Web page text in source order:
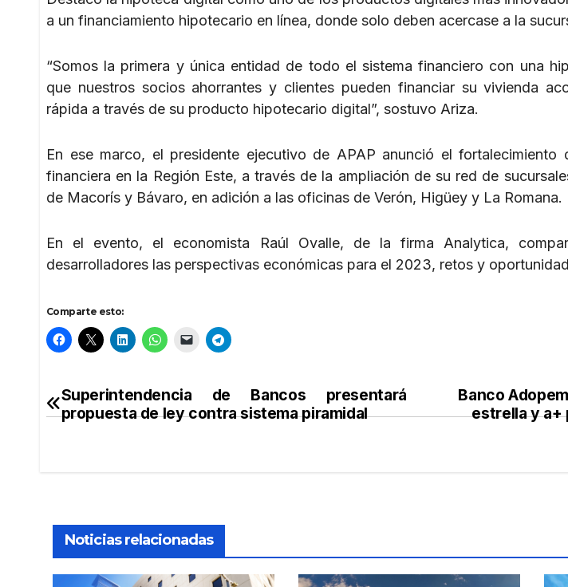
a un financiamiento hipotecario en línea, donde solo deben acercase a la
“Somos la primera y única entidad de todo el sistema financiero con una
que nuestros socios ahorrantes y clientes pueden financiar su vivienda
rápida a través de su producto hipotecario digital”, sostuvo Ariza.
En ese marco, el presidente ejecutivo de APAP anunció el
financiera en la Región Este, a través de la ampliación de su red de
de Macorís y Bávaro, en adición a las oficinas de Verón, Higüey y La Romana.
En el evento, el economista Raúl Ovalle, de la firma Analytica,
desarrolladores las perspectivas económicas para el 2023, retos y
Comparte esto:
Navegación
Banco
estrella y a+
Superintendencia de Bancos presentará
propuesta de ley contra sistema piramidal
Noticias relacionadas